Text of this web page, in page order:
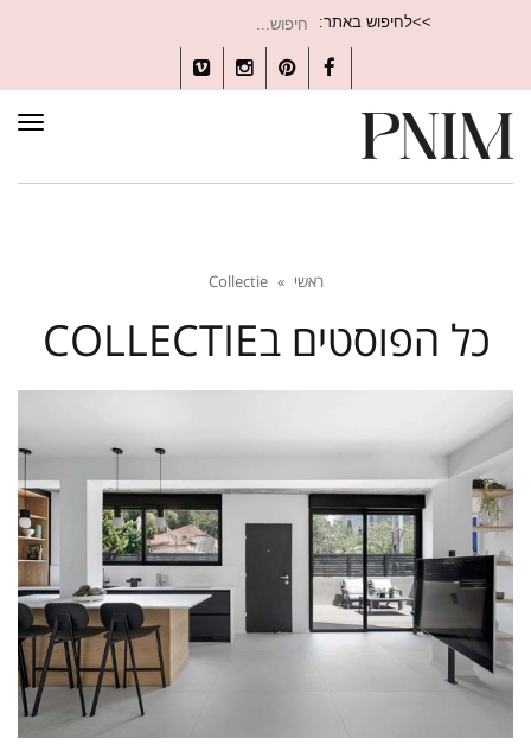
>>לחיפוש באתר:
עבור:
Facebook
Pinterest
Instagram
Vimeo
ראשי »
Collectie
כל הפוסטים בCOLLECTIE